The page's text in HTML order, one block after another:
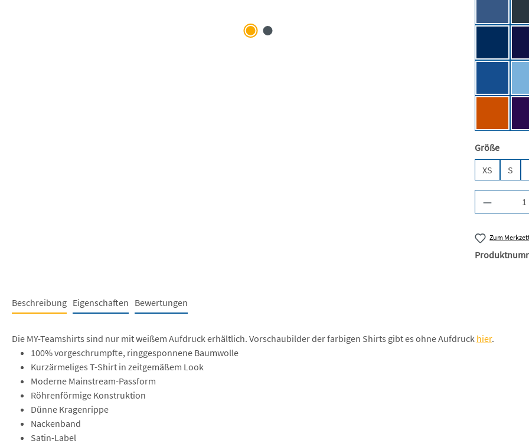
Größe
XS
S
Zum
Beschreibung Eigenschaften Bewertungen
Die MY-Teamshirts sind nur mit weißem Aufdruck erhältlich. Vorschaubilder der farbigen Shirts gibt es ohne Aufdruck hier.
100% vorgeschrumpfte, ringgesponnene Baumwolle
Kurzärmeliges T-Shirt in zeitgemäßem Look
Moderne Mainstream-Passform
Röhrenförmige Konstruktion
Dünne Kragenrippe
Nackenband
Satin-Label